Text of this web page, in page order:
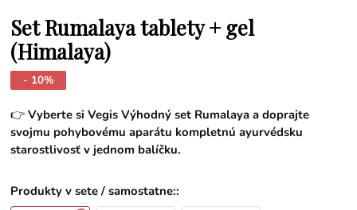
Set Rumalaya tablety + gel
(Himalaya)
- 10%
👉Vyberte si Vegis Výhodný set Rumalaya a doprajte
svojmu pohybovému aparátu kompletnú ayurvédsku
starostlivosť v jednom balíčku.
Produkty v sete / samostatne::